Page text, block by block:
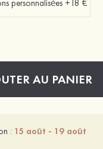
personnalisées +18 €
AU PANIER
: 15 août - 19 août